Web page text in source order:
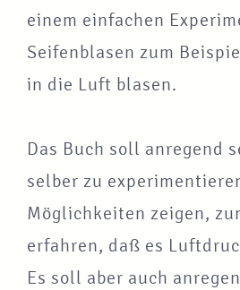
einem einfachen
Seifenblasen zum
in die Luft blasen.
Das Buch soll anregend
selber zu
Möglichkeiten zeigen,
erfahren, daß es
Es soll aber auch